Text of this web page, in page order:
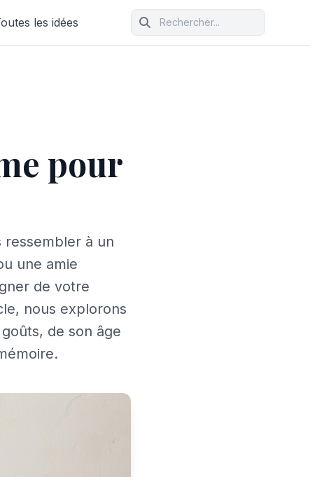
les idées
pour
à un
une amie
de votre
nous explorons
de son âge